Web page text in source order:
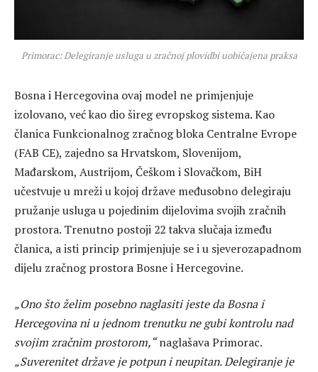
Primorac: Delegiranje usluga u zračnoj plovidbi uobičajena praksa
Bosna i Hercegovina ovaj model ne primjenjuje
izolovano, već kao dio šireg evropskog sistema. Kao
članica Funkcionalnog zračnog bloka Centralne Evrope
(FAB CE), zajedno sa Hrvatskom, Slovenijom,
Mađarskom, Austrijom, Češkom i Slovačkom, BiH
učestvuje u mreži u kojoj države međusobno delegiraju
pružanje usluga u pojedinim dijelovima svojih zračnih
prostora. Trenutno postoji 22 takva slučaja između
članica, a isti princip primjenjuje se i u sjeverozapadnom
dijelu zračnog prostora Bosne i Hercegovine.
„Ono što želim posebno naglasiti jeste da Bosna i
Hercegovina ni u jednom trenutku ne gubi kontrolu nad
svojim zračnim prostorom,“naglašava Primorac.
„Suverenitet države je potpun i neupitan. Delegiranje je